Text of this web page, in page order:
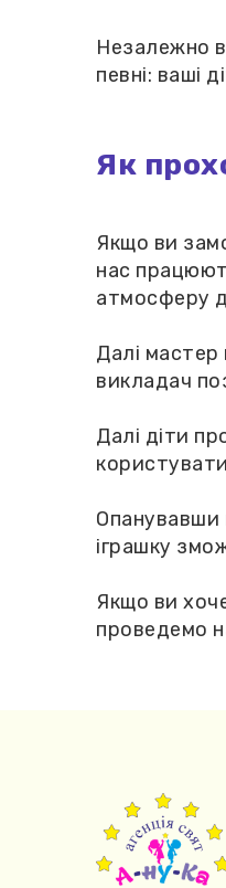
Незалежно
певні: ваші
Як
Якщо ви
нас
атмосферу
Далі
викладач
Далі діти
Опанувавши
іграшку
Якщо ви
проведемо